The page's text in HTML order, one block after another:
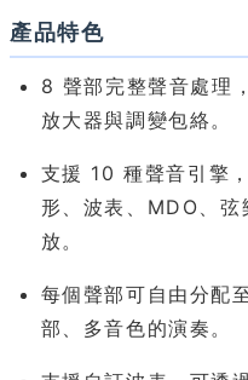
產品特色
8 聲部完整聲音處理
放大器與調變包絡。
支援 10 種聲音引擎
形、波表、MDO、
放。
每個聲部可自由分配
部、多音色的演奏。